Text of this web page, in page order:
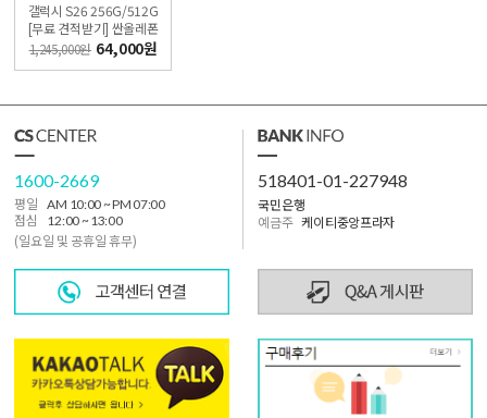
갤럭시 S26 256G/512G
[무료 견적받기] 싼올레폰
1,245,000원 64,000원
1600-2669
평일
AM 10:00 ~ PM 07:00
점심
12:00 ~ 13:00
(일요일 및 공휴일 휴무)
518401-01-227948
국민은행
예금주 케이티중앙프라자